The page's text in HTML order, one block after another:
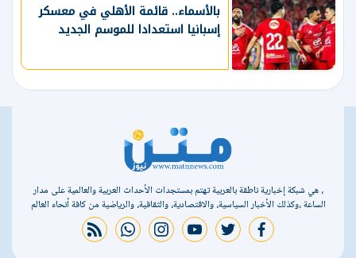
بالأسماء.. قائمة الأهلي في معسكر
إسبانيا استعدادا للموسم الجديد
، هي شبكة إخبارية ناطقة بالعربية تهتم بمستجدات الأحداث العربية والعالمية على مدار
الساعة ،وكذلك الأخبار السياسية، والاقتصادية، والثقافية، والرياضية من كافة أنحاء العالم
facebook
twitter
youtube
instagram
whatsapp
rss feed